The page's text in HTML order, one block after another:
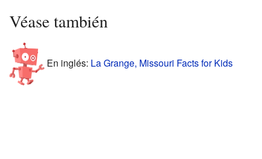
Véase también
En inglés: La Grange, Missouri Facts for Kids